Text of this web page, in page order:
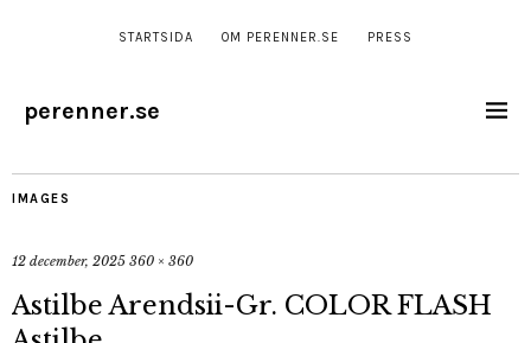
STARTSIDA OM PERENNER.SE PRESS
perenner.se
IMAGES
12 december, 2025 360 × 360
Astilbe Arendsii-Gr. COLOR FLASH